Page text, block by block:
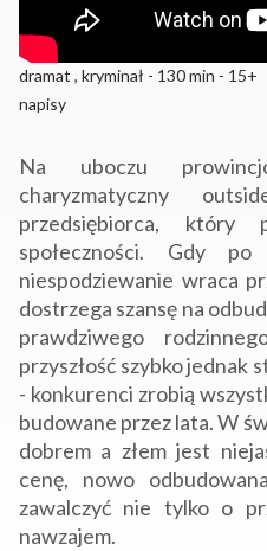
dramat , kryminał - 130 min - 15+
napisy
Na uboczu
charyzmatyczny
przedsiębiorca, który
społeczności. Gdy
niespodziewanie wraca
dostrzega szansę na
prawdziwego
przyszłość szybko jednak
- konkurenci zrobią
budowane przez lata. W
dobrem a złem jest
cenę, nowo
zawalczyć nie tylko o
nawzajem.